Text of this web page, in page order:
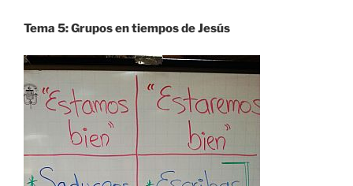
Tema 5: Grupos en tiempos de Jesús